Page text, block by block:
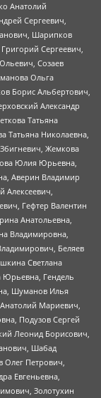
Анатолий
Сергеевич,
Шарипков
Сергеевич,
Созаев
Ольга
Борис Альбертович,
Александр
Татьяна
Татьяна Николаевна,
Жемкова
Юлия Юрьевна,
Аверин Владимир
Алексеевич,
Гефтер Валентин
Анатольевна,
Владимировна,
Беляев
Светлана
Юрьевна, Гендель
Шуманов Илья
Мариевич,
Подузов Сергей
Леонид Борисович,
Шабад
Олег Петрович,
Евгеньевна,
Золотухин